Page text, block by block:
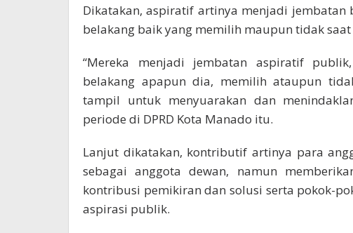
Dikatakan, aspiratif artinya menjadi
belakang baik yang memilih maupun tidak
“Mereka menjadi jembatan aspiratif
belakang apapun dia, memilih ataupun
tampil untuk menyuarakan dan
periode di DPRD Kota Manado itu.
Lanjut dikatakan, kontributif artinya para
sebagai anggota dewan, namun
kontribusi pemikiran dan solusi serta pokok-
aspirasi publik.